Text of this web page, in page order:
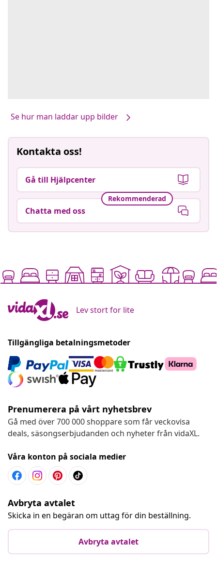
Se hur man laddar upp bilder
Kontakta oss!
Gå till Hjälpcenter
Rekommenderad
Chatta med oss
Lev stort for lite
Tillgängliga betalningsmetoder
Prenumerera på vårt nyhetsbrev
Gå med över 700 000 shoppare som får veckovisa
deals, säsongserbjudanden och nyheter från vidaXL.
Våra konton på sociala medier
Avbryta avtalet
Skicka in en begäran om uttag för din beställning.
Avbryta avtalet